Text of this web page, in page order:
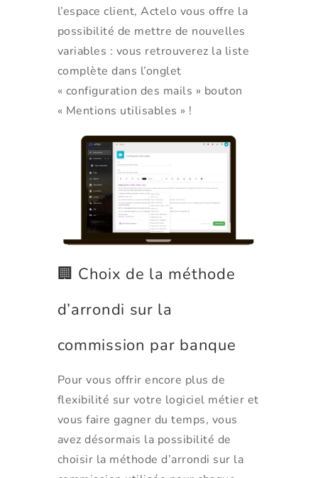
l’espace client, Actelo vous offre la
possibilité de mettre de nouvelles
variables : vous retrouverez la liste
complète dans l’onglet
« configuration des mails » bouton
« Mentions utilisables » !
🏢 Choix de la méthode
d’arrondi sur la
commission par banque
Pour vous offrir encore plus de
flexibilité sur votre logiciel métier et
vous faire gagner du temps, vous
avez désormais la possibilité de
choisir la méthode d’arrondi sur la